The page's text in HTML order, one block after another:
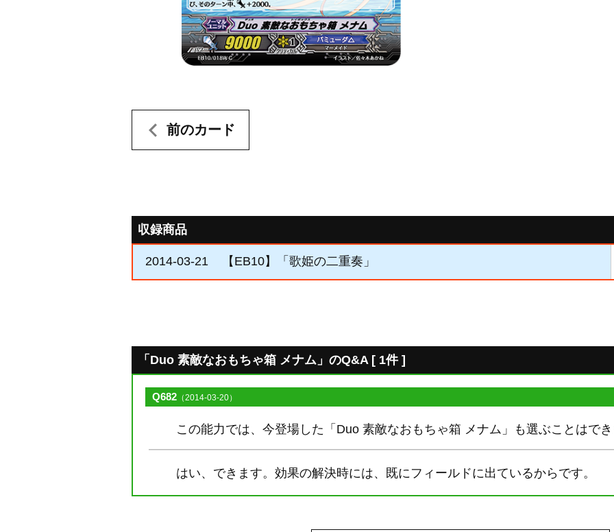
前のカード
収録商品
2014-03-21 【EB10】「歌姫の二重奏」
「Duo 素敵なおもちゃ箱 メナム」のQ&A [ 1件 ]
Q682 （2014-03-20）
この能力では、今登場した「Duo 素敵なおもちゃ箱 メナム」も選ぶことはでき
はい、できます。効果の解決時には、既にフィールドに出ているからです。